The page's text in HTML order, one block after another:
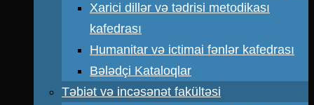
Xarici dillər və tədrisi metodikası
kafedrası
Humanitar və ictimai fənlər kafedrası
Bələdçi Kataloqlar
Təbiət və incəsənət fakültəsi